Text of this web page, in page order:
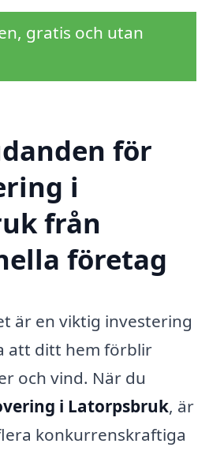
gratis och utan
för
i
från
företag
är en viktig investering
att ditt hem förblir
och vind. När du
i Latorpsbruk, är
konkurrenskraftiga